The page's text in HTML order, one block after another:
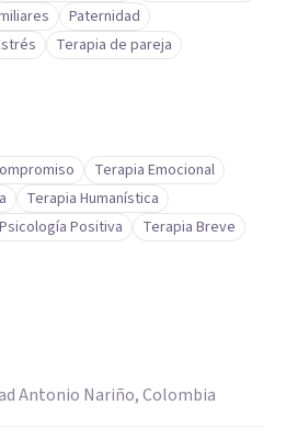
Paternidad
Terapia de pareja
Terapia Emocional
Terapia Humanística
Psicología Positiva Terapia Breve
Antonio Nariño, Colombia